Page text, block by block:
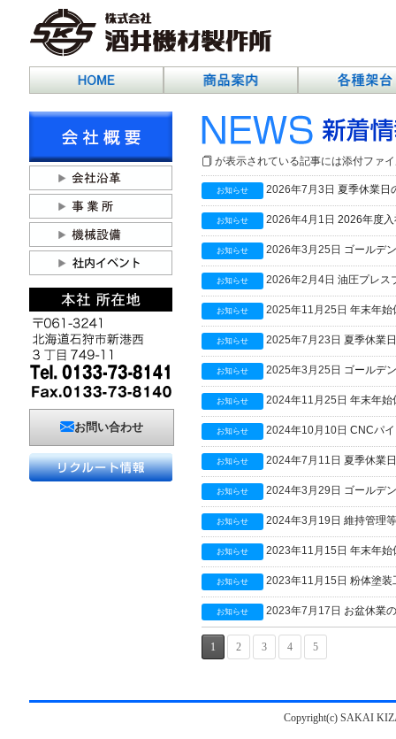
お問い合わせ
が表示されている記事には添付ファ
お知らせ 2026年7月3日 夏季休業日
お知らせ 2026年4月1日 2026年度
お知らせ 2026年3月25日 ゴールデ
お知らせ 2026年2月4日 油圧プレス
お知らせ 2025年11月25日 年末年始
お知らせ 2025年7月23日 夏季休業
お知らせ 2025年3月25日 ゴールデ
お知らせ 2024年11月25日 年末年始
お知らせ 2024年10月10日 CNCパ
お知らせ 2024年7月11日 夏季休業
お知らせ 2024年3月29日 ゴールデ
お知らせ 2024年3月19日 維持管理
お知らせ 2023年11月15日 年末年始
お知らせ 2023年11月15日 粉体塗装
お知らせ 2023年7月17日 お盆休業
1 2 3 4 5
Copyright(c) SAKAI